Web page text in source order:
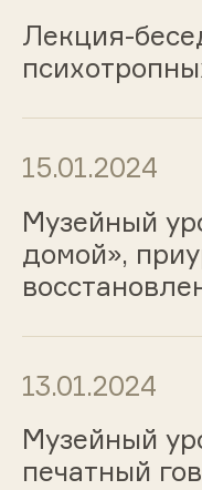
Лекция-
15.01.2024
Музейный
домой»,
13.01.2024
Музейный
печатный